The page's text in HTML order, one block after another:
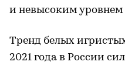
и невысоким уровнем
Тренд белых
2021 года в России